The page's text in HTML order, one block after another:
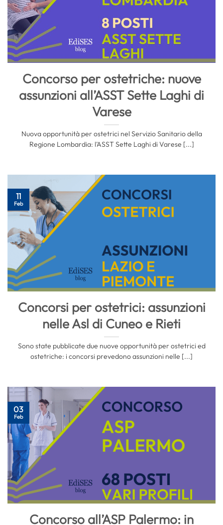
Concorso per ostetriche: nuove
assunzioni all’ASST Sette Laghi di
Varese
Nuova opportunità per ostetrici nel Servizio Sanitario della
Regione Lombardia: l’ASST Sette Laghi di Varese [...]
Concorsi per ostetrici: assunzioni
nelle Asl di Cuneo e Rieti
Sono state pubblicate due nuove opportunità per ostetrici ed
ostetriche: i concorsi prevedono assunzioni nelle [...]
11
Feb
Concorso all’ASP Palermo: in
03
Feb